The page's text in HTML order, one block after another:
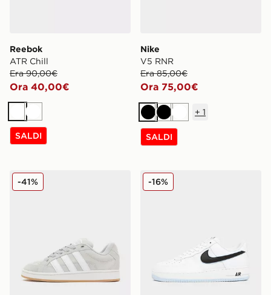
Reebok
ATR Chill
Era 90,00€
Ora 40,00€
BiancoBianco
SALDI
Nike
V5 RNR
Era 85,00€
Ora 75,00€
NeroNeroBianco
+ 1
SALDI
adidas Originals Campus 00s Beta
-41% Nike Air Force 1 Low
-16%